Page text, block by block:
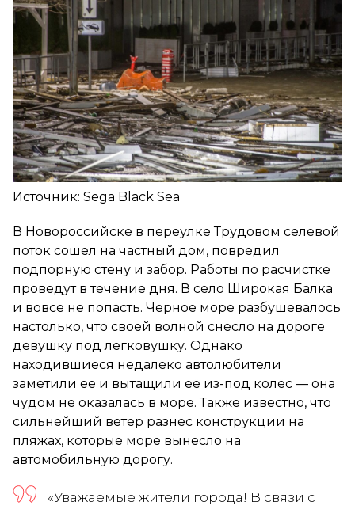
Источник: Sega Black Sea
В Новороссийске в переулке Трудовом селевой
поток сошел на частный дом, повредил
подпорную стену и забор. Работы по расчистке
проведут в течение дня. В село Широкая Балка
и вовсе не попасть. Черное море разбушевалось
настолько, что своей волной снесло на дороге
девушку под легковушку. Однако
находившиеся недалеко автолюбители
заметили ее и вытащили её из-под колёс — она
чудом не оказалась в море. Также известно, что
сильнейший ветер разнёс конструкции на
пляжах, которые море вынесло на
автомобильную дорогу.
«Уважаемые жители города! В связи с